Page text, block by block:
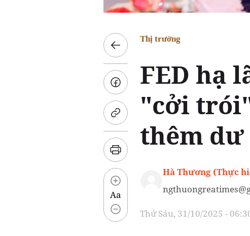
Aa
Thị trường
FED hạ
"cởi
thêm
Hà Thương (Thực
Thứ Sáu, 31/10/2025 -